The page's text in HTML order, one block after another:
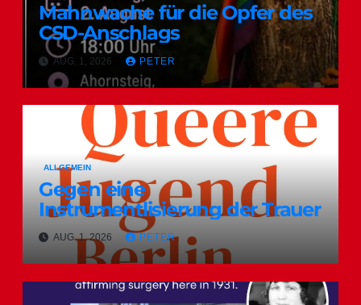
Mahnwache für die Opfer des
CSD-Anschlags
AUG. 1, 2026 PETER
ALLGEMEIN
Gegen eine
Instrumentlisierung der Trauer
AUG. 1, 2026 PETER